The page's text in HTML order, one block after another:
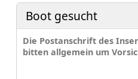
Boot gesucht
Die Postanschrift des
bitten allgemein um